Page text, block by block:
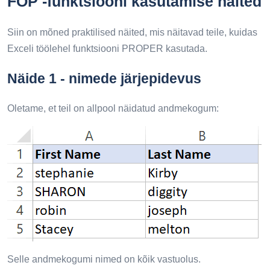
Siin on mõned praktilised näited, mis näitavad teile, kuidas
Exceli töölehel funktsiooni PROPER kasutada.
Näide 1 - nimede järjepidevus
Oletame, et teil on allpool näidatud andmekogum:
Selle andmekogumi nimed on kõik vastuolus.